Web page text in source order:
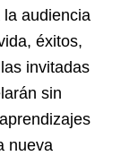
audiencia
éxitos,
invitadas
sin
nueva